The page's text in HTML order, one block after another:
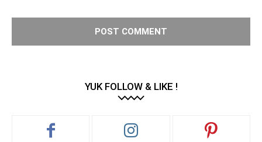
YUK FOLLOW & LIKE !